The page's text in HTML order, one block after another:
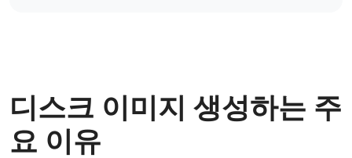
디스크 이미지 생성하는 주
요 이유